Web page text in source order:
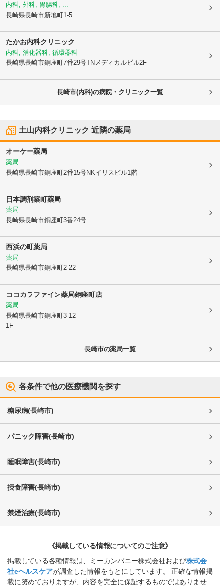
内科, 外科, 胃腸科, ...
長崎県長崎市新地町1-5
たかお内科クリニック
内科, 消化器科, 循環器科
長崎県長崎市銅座町7番29号TNメディカルビル2F
長崎市(内科)の病院・クリニック一覧
土山内科クリニック 近隣の薬局
オーケー薬局
薬局
長崎県長崎市銅座町2番15号NKイリスビル1階
日本調剤築町薬局
薬局
長崎県長崎市銅座町3番24号
西浜の町薬局
薬局
長崎県長崎市銅座町2-22
ココカラファイン薬局銅座町店
薬局
長崎県長崎市銅座町3-12
1F
長崎市の薬局一覧
各条件で他の医療機関を探す
糖尿病(長崎市)
パニック障害(長崎市)
睡眠障害(長崎市)
摂食障害(長崎市)
禁煙治療(長崎市)
《掲載している情報についてのご注意》
掲載している各種情報は、ミーカンパニー株式会社および株式会
社eヘルスケアが調査した情報をもとにしています。 正確な情報掲
載に努めておりますが、内容を完全に保証するものではありませ